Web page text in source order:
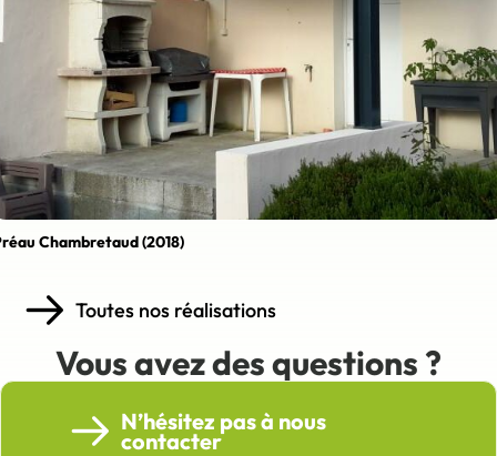
Chambretaud (2018)
Toutes nos réalisations
Vous avez des questions ?
N’hésitez pas à nous
contacter